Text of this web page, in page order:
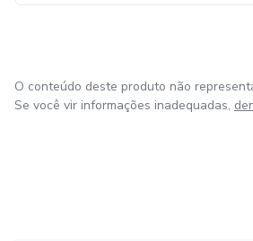
O conteúdo deste produto não
Se você vir informações inadequadas,